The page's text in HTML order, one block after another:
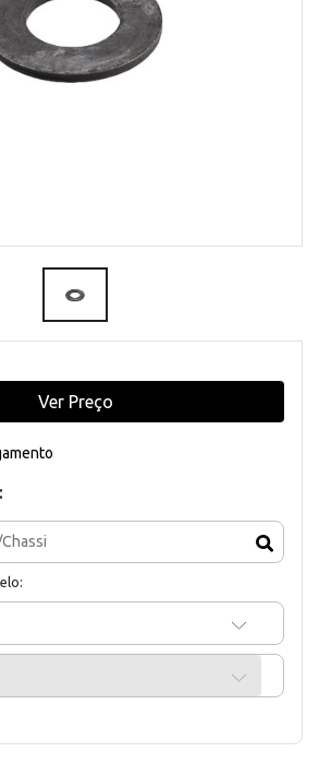
Ver Preço